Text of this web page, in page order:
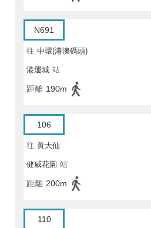
N691
往 中環(港澳碼頭)
港運城 站
距離 190m
106
往 黃大仙
健威花園 站
距離 200m
110